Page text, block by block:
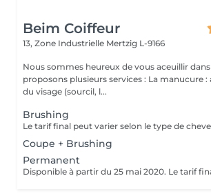
Beim Coiffeur
13, Zone Industrielle Mertzig L-9166
Nous sommes heureux de vous aceuillir dans
proposons plusieurs services : La manucure : au vernis Epilation
du visage (sourcil, l...
Brushing
Coupe + Brushing
Permanent